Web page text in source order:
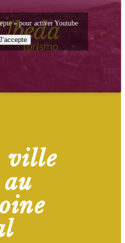
» pour activer Youtube
ville
au